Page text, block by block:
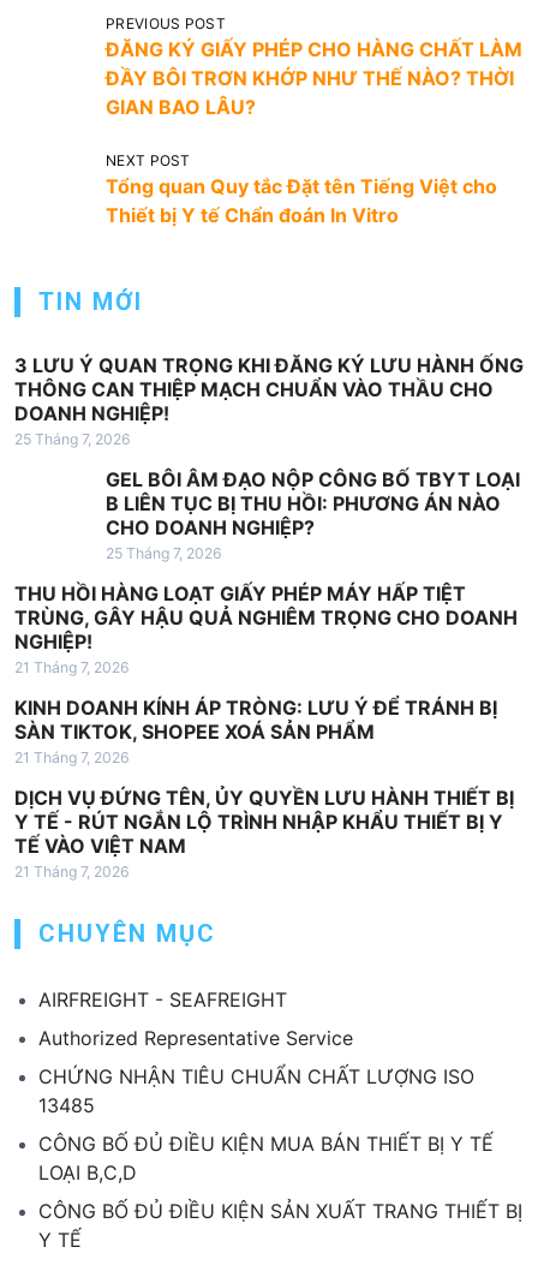
n
g
b
à
i
PREVIOUS POST
ĐĂNG KÝ GIẤY PHÉP CHO HÀNG CHẤT LÀM
ĐẦY BÔI TRƠN KHỚP NHƯ THẾ NÀO? THỜI
GIAN BAO LÂU?
NEXT POST
Tổng quan Quy tắc Đặt tên Tiếng Việt cho
Thiết bị Y tế Chẩn đoán In Vitro
TIN MỚI
3 LƯU Ý QUAN TRỌNG KHI ĐĂNG KÝ LƯU HÀNH ỐNG
THÔNG CAN THIỆP MẠCH CHUẨN VÀO THẦU CHO
DOANH NGHIỆP!
25 Tháng 7, 2026
GEL BÔI ÂM ĐẠO NỘP CÔNG BỐ TBYT LOẠI
B LIÊN TỤC BỊ THU HỒI: PHƯƠNG ÁN NÀO
CHO DOANH NGHIỆP?
25 Tháng 7, 2026
THU HỒI HÀNG LOẠT GIẤY PHÉP MÁY HẤP TIỆT
TRÙNG, GÂY HẬU QUẢ NGHIÊM TRỌNG CHO DOANH
NGHIỆP!
21 Tháng 7, 2026
KINH DOANH KÍNH ÁP TRÒNG: LƯU Ý ĐỂ TRÁNH BỊ
SÀN TIKTOK, SHOPEE XOÁ SẢN PHẨM
21 Tháng 7, 2026
DỊCH VỤ ĐỨNG TÊN, ỦY QUYỀN LƯU HÀNH THIẾT BỊ
Y TẾ - RÚT NGẮN LỘ TRÌNH NHẬP KHẨU THIẾT BỊ Y
TẾ VÀO VIỆT NAM
21 Tháng 7, 2026
CHUYÊN MỤC
AIRFREIGHT - SEAFREIGHT
Authorized Representative Service
CHỨNG NHẬN TIÊU CHUẨN CHẤT LƯỢNG ISO
13485
CÔNG BỐ ĐỦ ĐIỀU KIỆN MUA BÁN THIẾT BỊ Y TẾ
LOẠI B,C,D
CÔNG BỐ ĐỦ ĐIỀU KIỆN SẢN XUẤT TRANG THIẾT BỊ
Y TẾ